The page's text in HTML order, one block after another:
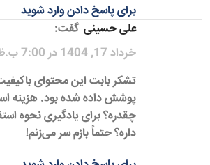
برای پاسخ دادن وارد شوید
علی حسینی گفت:
خرداد 17, 1404 در 7:00 ب.ظ
تشکر بابت این محتوای
پوشش داده شده بود. هزینه
چقدره؟ برای یادگیری نحوه
داره؟ حتماً بازم سر می‌زنم!